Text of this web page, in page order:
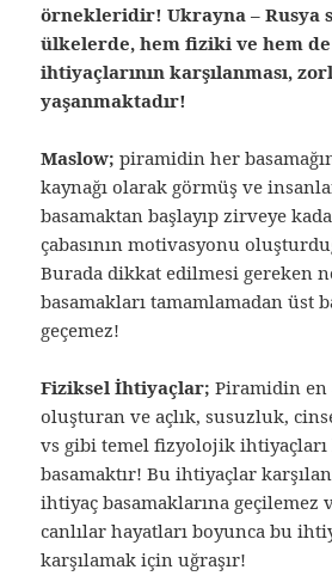
örnekleridir! Ukrayna – Rusya
ülkelerde, hem fiziki ve hem
ihtiyaçlarının karşılanması,
yaşanmaktadır!
Maslow; piramidin her
kaynağı olarak görmüş ve
basamaktan başlayıp zirveye
çabasının motivasyonu
Burada dikkat edilmesi gereken
basamakları tamamlamadan üst
geçemez!
Fiziksel İhtiyaçlar; Piramidin en
oluşturan ve açlık, susuzluk,
vs gibi temel fizyolojik ihtiyaçları
basamaktır! Bu ihtiyaçlar
ihtiyaç basamaklarına geçilemez
canlılar hayatları boyunca bu
karşılamak için uğraşır!